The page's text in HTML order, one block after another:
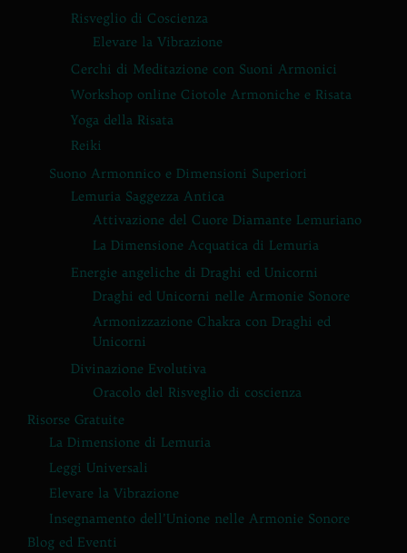
Risveglio di Coscienza
Elevare la Vibrazione
Cerchi di Meditazione con Suoni Armonici
Workshop online Ciotole Armoniche e Risata
Yoga della Risata
Reiki
Suono Armonnico e Dimensioni Superiori
Lemuria Saggezza Antica
Attivazione del Cuore Diamante Lemuriano
La Dimensione Acquatica di Lemuria
Energie angeliche di Draghi ed Unicorni
Draghi ed Unicorni nelle Armonie Sonore
Armonizzazione Chakra con Draghi ed
Unicorni
Divinazione Evolutiva
Oracolo del Risveglio di coscienza
Risorse Gratuite
La Dimensione di Lemuria
Leggi Universali
Elevare la Vibrazione
Insegnamento dell’Unione nelle Armonie Sonore
Blog ed Eventi